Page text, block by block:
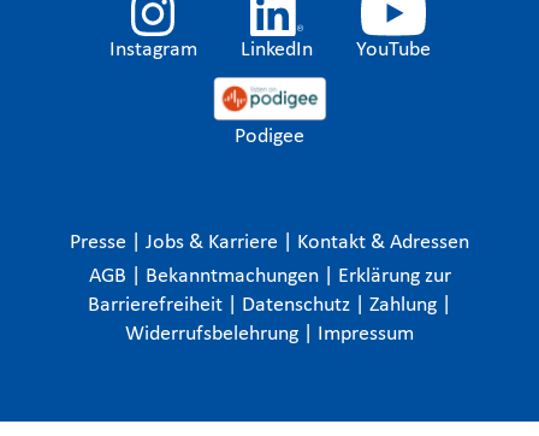
Instagram LinkedIn YouTube
Podigee
Presse Jobs & Karriere
Kontakt & Adressen
AGB
Bekanntmachungen
Erklärung zur
Barrierefreiheit
Datenschutz Zahlung
Widerrufsbelehrung
Impressum